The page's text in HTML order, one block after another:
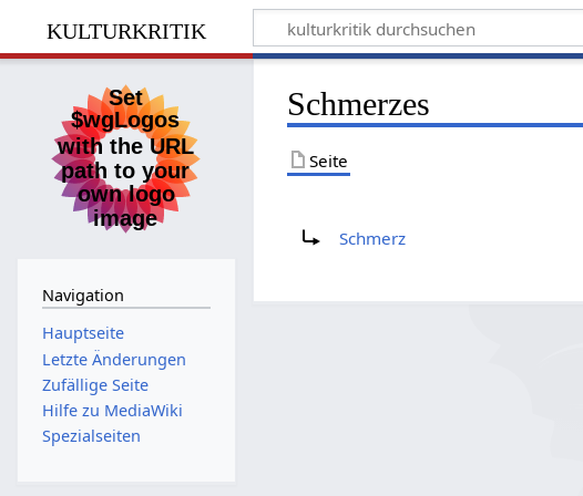
kulturkritik
Schmerzes
Seite
Schmerz
Navigation
Hauptseite
Letzte Änderungen
Zufällige Seite
Hilfe zu MediaWiki
Spezialseiten